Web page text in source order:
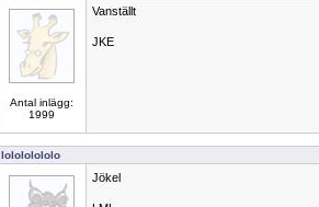
Antal inlägg:
1999
Vanställt
JKE
lolololololo
Jökel